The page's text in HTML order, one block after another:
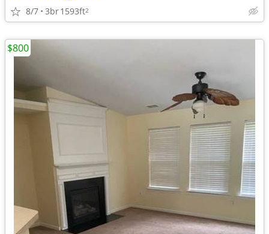
8/7 3br1593ft2
$800